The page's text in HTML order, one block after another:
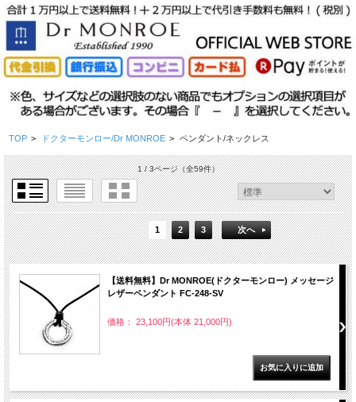
TOP > ドクターモンロー/Dr MONROE > ペンダント/ネックレス
1 / 3ページ（全59件）
1 2 3 次へ
【送料無料】Dr MONROE(ドクターモンロー) メッセージ
レザーペンダント FC-248-SV
価格： 23,100円(本体 21,000円)